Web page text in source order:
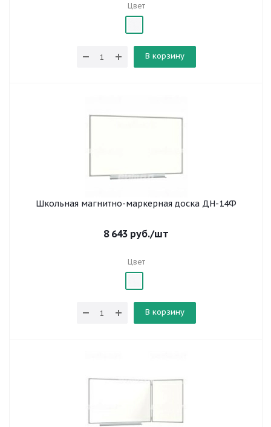
Цвет
В корзину
Школьная магнитно-маркерная доска ДН-14Ф
8 643 руб./шт
Цвет
В корзину